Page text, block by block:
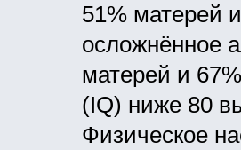
51% матерей
осложнённое
матерей и
(IQ) ниже 80
Физическое